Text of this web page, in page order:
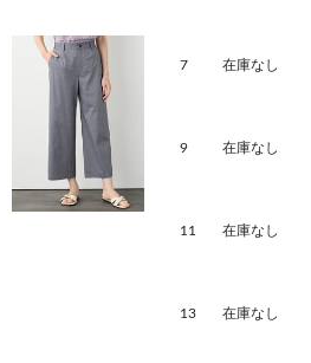
7 在庫なし
9 在庫なし
11 在庫なし
13 在庫なし